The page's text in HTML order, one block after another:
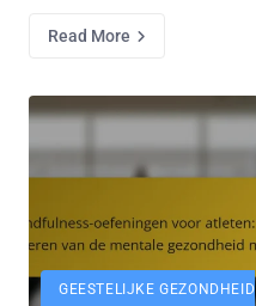
Read More
GEESTELIJKE GEZONDHEID